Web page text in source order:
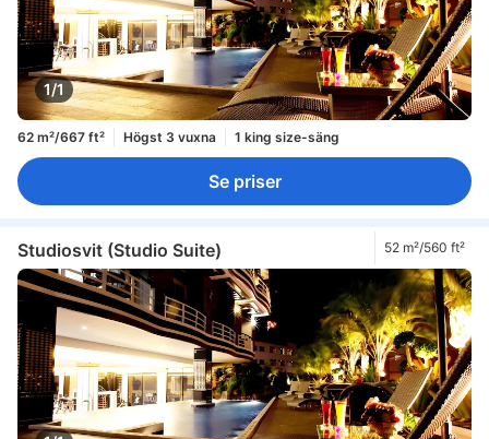
1/1
62 m²/667 ft² Högst 3 vuxna 1 king size-säng
Se priser
Studiosvit (Studio Suite) 52 m²/560 ft²